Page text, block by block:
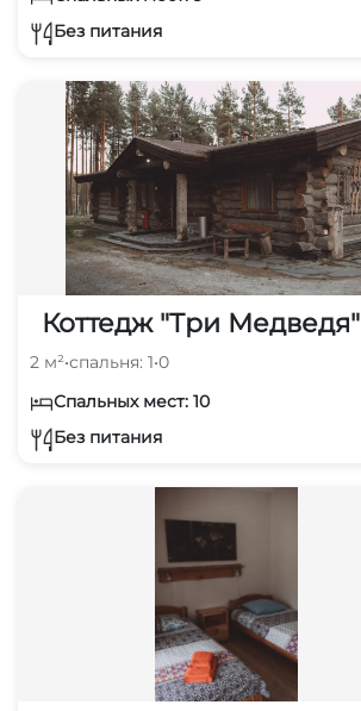
Без питания
Коттедж "Три Медведя"
2 м²•спальня: 1•0
Спальных мест: 10
Без питания